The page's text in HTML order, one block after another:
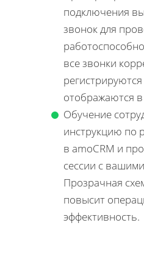
подключения
звонок для
все звонки
отображаются в
Обучение
инструкцию по
в amoCRM и
сессии с
Прозрачная
повысит
эффективность.